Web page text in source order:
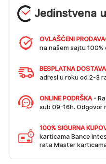
Jedinstvena
OVLAŠĆENI
na našem sajtu 100%
BESPLATNA DOSTAVA
adresi u roku od 2-3
ONLINE PODRŠKA -
sub 09-16h. Odgovor
100% SIGURNA
karticama Bance
rata Master